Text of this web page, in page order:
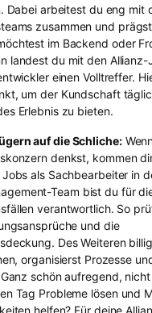
Dabei arbeitest du eng mit
zusammen und
im Backend oder
landest du mit den Allianz-
einen Volltreffer.
um der Kundschaft
Erlebnis zu bieten.
auf die Schliche:
denkst, kommen
als Sachbearbeiter in
Team bist du für
verantwortlich. So
und die
Des Weiteren
organisierst Prozesse
schön aufregend, nicht
Tag Probleme lösen und
helfen? Für deine